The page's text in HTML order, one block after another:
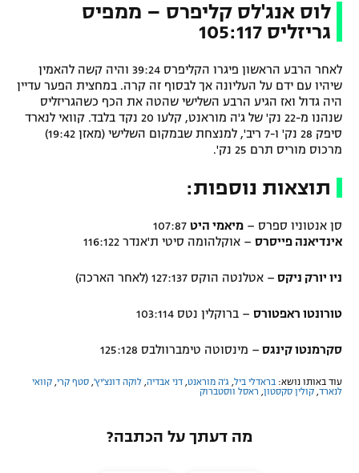
לוס אנג'לס קליפרס – ממפיס
גריזליס 105:117
לאחר הרבע הראשון פיגרו הקליפרס 39:24 והיה קשה להאמין
שיהיו עם ידם על העליונה אך לבסוף זה קרה. במחצית הפער עדיין
היה גדול ואז הגיע הרבע השלישי שהטה את הכף כשהגריזליס
שנהנו מ-22 נק' של ג'ה מוראנט, קלעו 20 נקד בלבד. קוואי לנארד
סיפק 28 נק' ו-7 ריב', למנצחת שבמקום השלישי (מאזן 19:42)
מרכוס מוריס תרם 25 נק'.
תוצאות נוספות:
סן אנטוניו ספרס – מיאמי היט
אינדיאנה פייסרס – אוקלהומה סיטי ת'אנדר 116:122
ניו יורק ניקס – אטלנטה הוקס 127:137 (לאחר הארכה)
טורונטו ראפטורס – ברוקלין נטס 103:114
סקרמנטו קינגס – מינסוטה טימברוולבס 125:128
עוד באותו נושא: בראדלי ביל, ג'ה מוראנט, דני אבדיה, לוקה דונצ'יץ', סטף קרי, קוואי
לנארד, קולין סקסטון, ראסל ווסטברוק
מה דעתך על הכתבה?